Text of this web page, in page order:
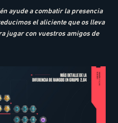
ayude a combatir la presencia
el aliciente que os lleva
jugar con vuestros amigos de